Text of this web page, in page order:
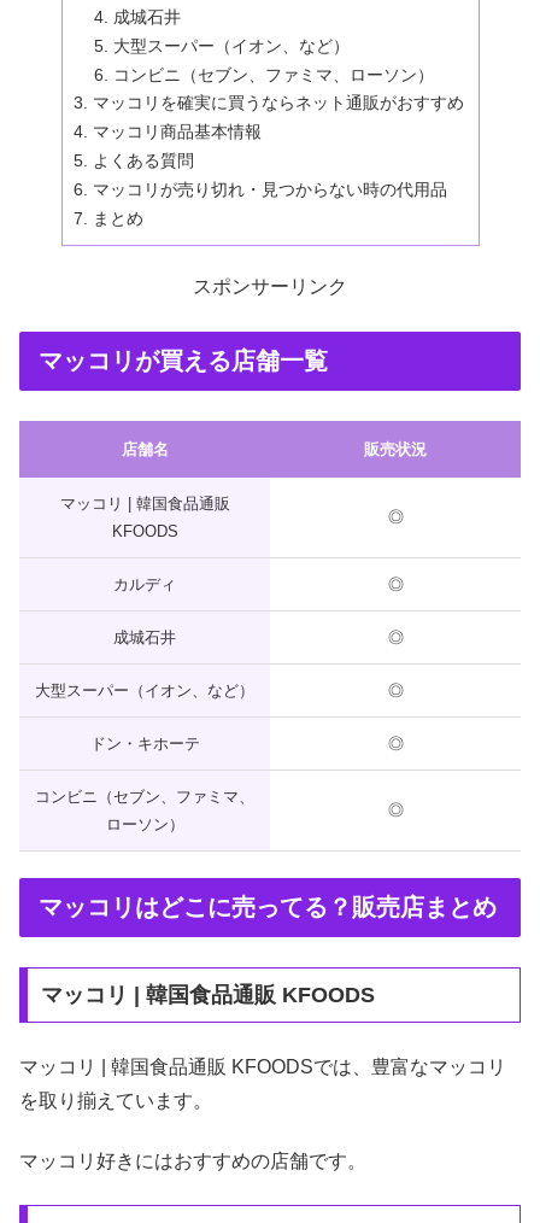
成城石井
大型スーパー（イオン、など）
コンビニ（セブン、ファミマ、ローソン）
マッコリを確実に買うならネット通販がおすすめ
マッコリ商品基本情報
よくある質問
マッコリが売り切れ・見つからない時の代用品
まとめ
スポンサーリンク
マッコリが買える店舗一覧
店舗名 販売状況
マッコリ | 韓国食品通販
KFOODS
◎
カルディ ◎
成城石井 ◎
大型スーパー（イオン、など） ◎
ドン・キホーテ ◎
コンビニ（セブン、ファミマ、
ローソン）
◎
マッコリはどこに売ってる？販売店まとめ
マッコリ | 韓国食品通販 KFOODS
マッコリ | 韓国食品通販 KFOODSでは、豊富なマッコリ
を取り揃えています。
マッコリ好きにはおすすめの店舗です。